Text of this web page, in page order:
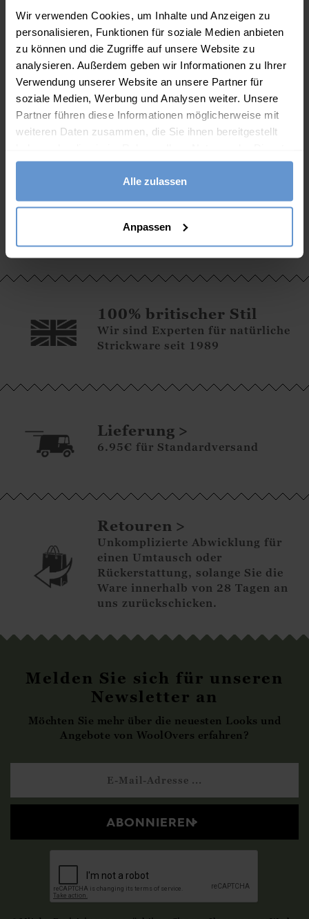
Wir verwenden Cookies, um Inhalte und Anzeigen zu
personalisieren, Funktionen für soziale Medien anbieten
zu können und die Zugriffe auf unsere Website zu
analysieren. Außerdem geben wir Informationen zu Ihrer
Verwendung unserer Website an unsere Partner für
soziale Medien, Werbung und Analysen weiter. Unsere
Partner führen diese Informationen möglicherweise mit
weiteren Daten zusammen, die Sie ihnen bereitgestellt
gesammelt haben.
Alle zulassen
Anpassen
und Schaffell für Herren
Schafleder für Herren
100% britischer Stil
Wir sind Experten für natürliche
Strickware seit 1989
Lieferung
6.95€ für Standardversand
Retouren
Unkomplizierte Abwicklung für
einen Umtausch oder
Rückerstattung, solange Sie die
Ware innerhalb von 28 Tagen an
uns zurückschicken.
Melden Sie sich für unseren
Newsletter an
Möchten Sie mehr über die neuesten Looks und
Angebote von WoolOvers erfahren?
ABONNIEREN